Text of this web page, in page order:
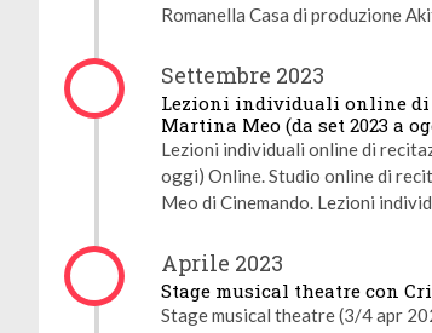
Romanella Casa di produzione
Settembre 2023
Lezioni individuali online di
Martina Meo (da set 2023 a
Lezioni individuali online di
oggi) Online. Studio online di
Meo di Cinemando. Lezioni
Aprile 2023
Stage musical theatre con
Stage musical theatre (3/4 apr